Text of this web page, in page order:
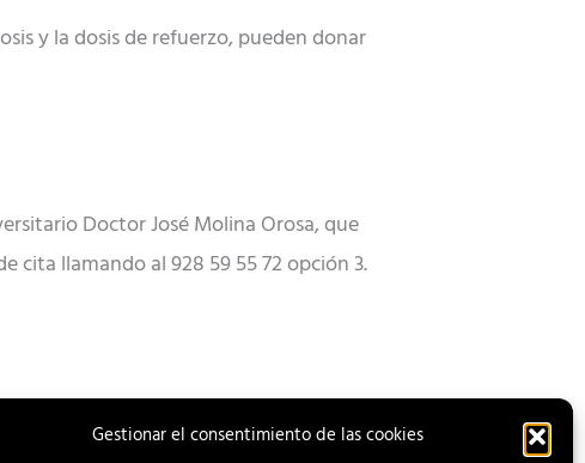
Gestionar el consentimiento de las cookies
y la dosis de refuerzo, pueden donar
Doctor José Molina Orosa, que
cita llamando al 928 59 55 72 opción 3.